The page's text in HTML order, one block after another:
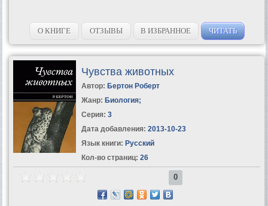
О КНИГЕ ОТЗЫВЫ В ИЗБРАННОЕ ЧИТАТЬ
Чувства животных
Автор: Бертон Роберт
Жанр: Биология;
Серия: 3
Дата добавления: 2013-10-23
Язык книги: Русский
Кол-во страниц: 26
0